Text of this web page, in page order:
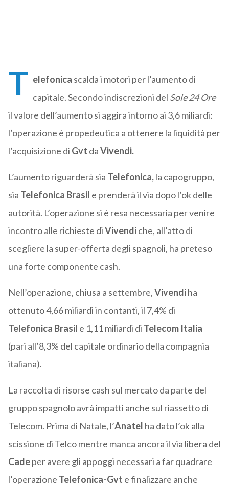
T elefonica scalda i motori per l’aumento di
capitale. Secondo indiscrezioni del Sole 24 Ore
il valore dell’aumento si aggira intorno ai 3,6 miliardi:
l’operazione è propedeutica a ottenere la liquidità per
l’acquisizione di Gvt daVivendi.
L’aumento riguarderà sia Telefonica,la capogruppo,
sia Telefonica Brasil e prenderà il via dopo l’ok delle
autorità. L’operazione si è resa necessaria per venire
incontro alle richieste diVivendiche, all’atto di
scegliere la super-offerta degli spagnoli, ha preteso
una forte componente cash.
Nell’operazione, chiusa a settembre,Vivendiha
ottenuto 4,66 miliardi in contanti, il 7,4% di
Telefonica Brasil e 1,11 miliardi di Telecom Italia
(pari all’8,3% del capitale ordinario della compagnia
italiana).
La raccolta di risorse cash sul mercato da parte del
gruppo spagnolo avrà impatti anche sul riassetto di
Telecom. Prima di Natale, l’Anatel ha dato l’ok alla
scissione di Telco mentre manca ancora il via libera del
Cadeper avere gli appoggi necessari a far quadrare
l’operazione Telefonica-Gvt e finalizzare anche